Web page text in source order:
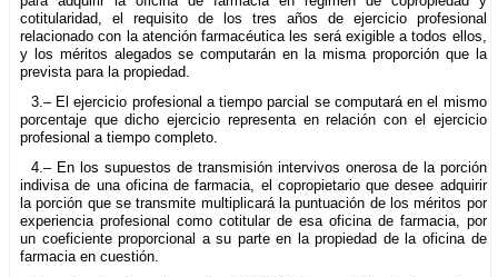
cotitularidad, el requisito de los tres años de ejercicio profesional
relacionado con la atención farmacéutica les será exigible a todos ellos,
y los méritos alegados se computarán en la misma proporción que la
prevista para la propiedad.
3.– El ejercicio profesional a tiempo parcial se computará en el mismo
porcentaje que dicho ejercicio representa en relación con el ejercicio
profesional a tiempo completo.
4.– En los supuestos de transmisión intervivos onerosa de la porción
indivisa de una oficina de farmacia, el copropietario que desee adquirir
la porción que se transmite multiplicará la puntuación de los méritos por
experiencia profesional como cotitular de esa oficina de farmacia, por
un coeficiente proporcional a su parte en la propiedad de la oficina de
farmacia en cuestión.